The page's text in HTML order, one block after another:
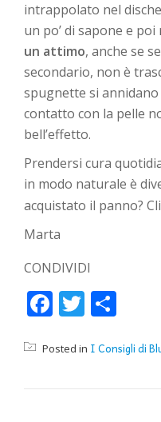
intrappolato nel
un po’ di sapone e poi
un attimo, anche se
secondario, non è
spugnette si
contatto con la pelle
bell’effetto.
Prendersi cura
in modo naturale è
acquistato il panno?
Marta
CONDIVIDI
FacebookTwitter
Posted in I Consigli di